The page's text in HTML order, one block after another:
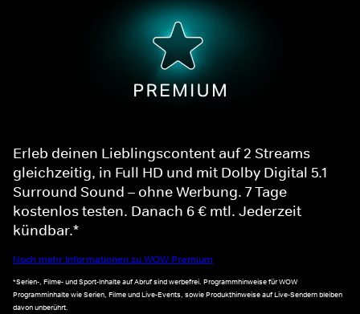
Erleb deinen Lieblingscontent auf 2 Streams
gleichzeitig, in Full HD und mit Dolby Digital 5.1
Surround Sound – ohne Werbung. 7 Tage
kostenlos testen. Danach 6 € mtl. Jederzeit
kündbar.*
Noch mehr Informationen zu WOW Premium
*Serien-, Filme- und Sport-Inhalte auf Abruf sind werbefrei. Programmhinweise für WOW
Programminhalte wie Serien, Filme und Live-Events, sowie Produkthinweise auf Live-Sendern bleiben
davon unberührt.